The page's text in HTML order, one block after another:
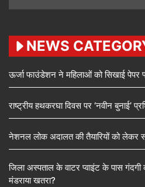
NEWS
ऊर्जा फाउंडेशन ने महिलाओं को सिखाई पेपर
राष्ट्रीय हथकरघा दिवस पर ‘नवीन बुनाई’
नेशनल लोक अदालत की तैयारियों को लेकर
जिला अस्पताल के वाटर प्वाइंट के पास
मंडराया खतरा?